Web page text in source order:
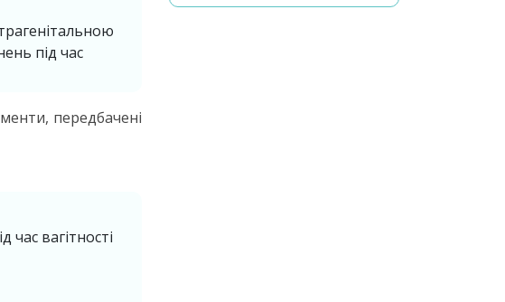
під час
передбачені
вагітності